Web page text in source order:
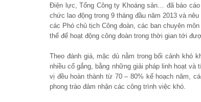
Điện lực, Tổng Công ty Khoáng sản… đã báo
chức lao động trong 9 tháng đầu năm 2013 và
các Phó chủ tịch Công đoàn, các ban chuyên
thể để hoạt động công đoàn trong thời gian tới
Theo đánh giá, mặc dù nằm trong bối cảnh khó
nhiều cố gắng, bằng những giải pháp linh hoạt
vị đều hoàn thành từ 70 – 80% kế hoạch năm,
phong trào đảm nhận các công trình việc khó.